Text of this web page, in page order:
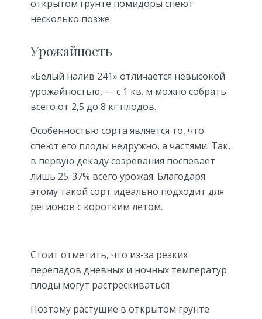
открытом грунте помидоры спеют
несколько позже.
Урожайность
«Белый налив 241» отличается невысокой
урожайностью, — с 1 кв. м можно собрать
всего от 2,5 до 8 кг плодов.
Особенностью сорта является то, что
спеют его плоды недружно, а частями. Так,
в первую декаду созревания поспевает
лишь 25-37% всего урожая. Благодаря
этому такой сорт идеально подходит для
регионов с коротким летом.
Стоит отметить, что из-за резких
перепадов дневных и ночных температур
плоды могут растрескиваться
Поэтому растущие в открытом грунте